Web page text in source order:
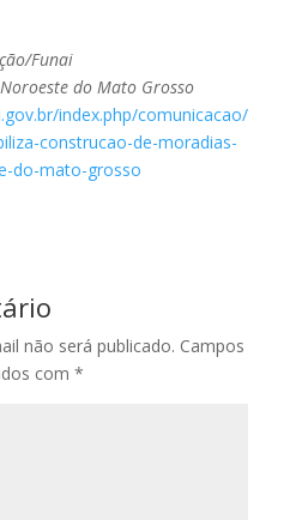
Funai
do Mato Grosso
index.php/comunicacao/
construcao-de-moradias-
do-mato-grosso
não será publicado. Campos
com *